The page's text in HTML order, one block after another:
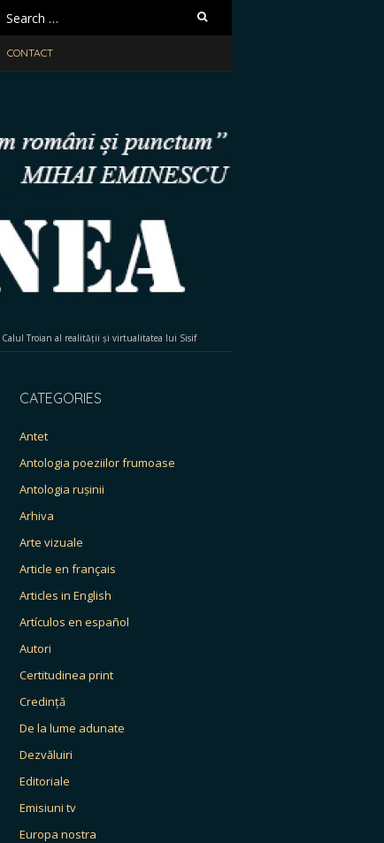
Search
for:
CONTACT
Calul Troian al realității și virtualitatea lui Sisif
CATEGORIES
Antet
Antologia poeziilor frumoase
Antologia rușinii
Arhiva
Arte vizuale
Article en français
Articles in English
Artículos en español
Autori
Certitudinea print
Credință
De la lume adunate
Dezvăluiri
Editoriale
Emisiuni tv
Europa nostra